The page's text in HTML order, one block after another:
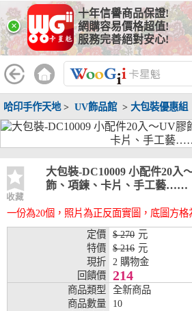
×
十年信譽商品保證!
網購容易價格超值!
服務完善絕對安心!
哈印手作天地> UV飾品館> 大包裝優惠組
收藏
大包裝-DC10009 小配件20入
飾、項鍊、卡片、手工藝……
一份為20個，照片為正反面實圖，底圖方格
定價
$ 270 元
特價
$ 216 元
現折
2 購物金
回饋價
214
商品類型
全新商品
商品數量
10
線上分期銀行
WooGii 與 綠界 合作，『信用卡分期付
分期付款』 的配合銀行如下：
分期期數 提供分期之銀行
兆豐銀行、合作金庫
彰化銀行、上海銀行
台灣企銀、台中銀行
銀、元大銀行、永豐
行、星展銀行、台新
兆豐銀行、合作金庫
彰化銀行、上海銀行
台灣企銀、台中銀行
臺灣新光銀行、陽信
銀、元大銀行、永豐
行、星展銀行、台新
託、台灣樂天、三信商